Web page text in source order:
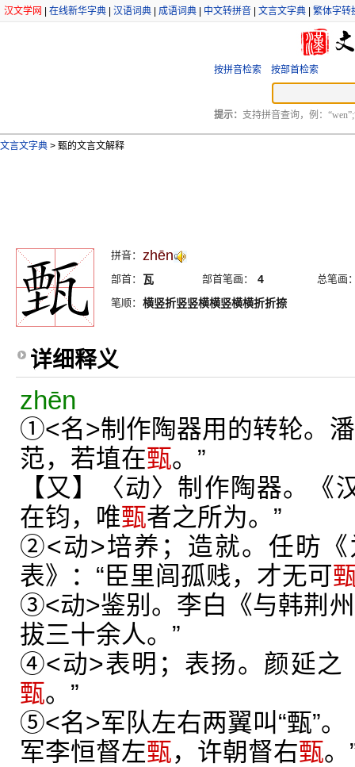
汉文学网 在线新华字典 汉语词典 成语词典 中文转拼音 文言文字典 繁体字转
按拼音检索 按部首检索
提示： 支持拼音查询，例：
文言文字典 > 甄的文言文解释
拼音： zhēn
部首： 瓦 部首笔画： 4
总笔画
笔顺： 横竖折竖竖横横竖横横折折捺
详细释义
zhēn
①<名>制作陶器用的转轮。
范，若埴在甄。”
【又】〈动〉制作陶器。《
在钧，唯甄者之所为。”
②<动>培养；造就。任昉《
表》：“臣里闾孤贱，才无可
③<动>鉴别。李白《与韩荆
拔三十余人。”
④<动>表明；表扬。颜延之
甄。”
⑤<名>军队左右两翼叫“甄”。
军李恒督左甄，许朝督右甄。